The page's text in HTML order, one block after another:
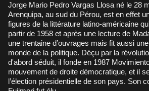
Jorge Mario Pedro Vargas Llosa né le 28 mars 1936 à
Arenquipa, au sud du Pérou, est en effet
figures de la littérature latino-américaine
partir de 1958 et après une lecture de
une trentaine d’ouvrages mais fit aussi
monde de la politique. Déçu par la
d'abord séduit, il fonde en 1987
mouvement de droite démocratique, et il
l’élection présidentielle de son pays. Son